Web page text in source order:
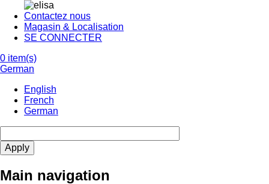
Contactez nous
Magasin & Localisation
SE CONNECTER
0 item(s)
German
English
French
German
Main navigation